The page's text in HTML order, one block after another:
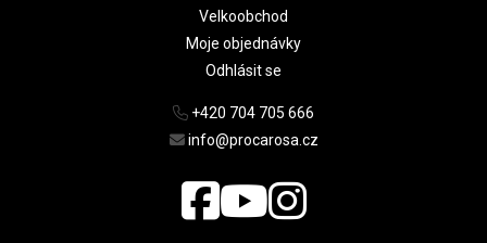
Velkoobchod
Moje objednávky
Odhlásit se
+420 704 705 666
info@procarosa.cz